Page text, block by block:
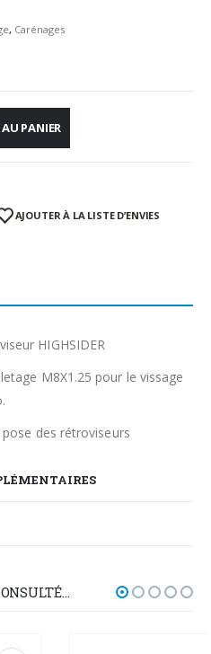
, Carénages
PANIER
AJOUTER À LA LISTE D’ENVIES
HIGHSIDER
M8X1.25 pour le vissage
des rétroviseurs